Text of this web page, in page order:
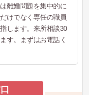
離婚問題を集中的に
けでなく専任の職員
します。来所相談30
す。まずはお電話く